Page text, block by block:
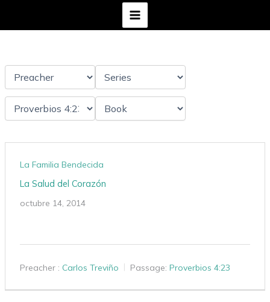
La Familia Bendecida
La Salud del Corazón
octubre 14, 2014
Preacher : Carlos Treviño Passage: Proverbios 4:23